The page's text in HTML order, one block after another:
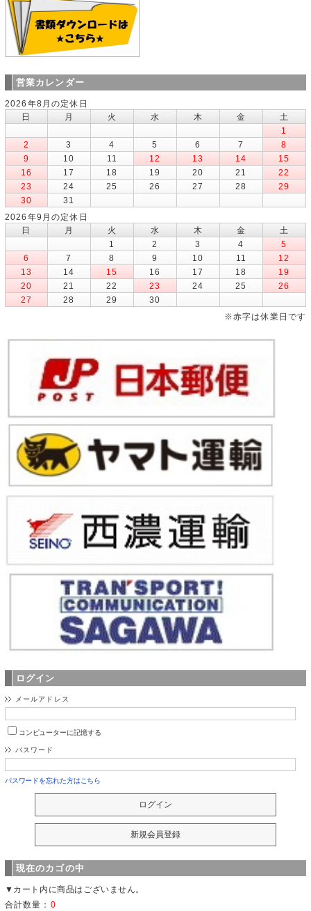
営業カレンダー
2026年8月の定休日
日
月 火 水 木 金
土
1
2
3 4 5 6 7
8
9
10 11 12 13 14
15
16
17 18 19 20 21
22
23
24 25 26 27 28
29
30
31
2026年9月の定休日
日
月 火 水 木 金
土
1
2 3 4
5
6
7 8 9 10 11
12
13
14 15 16 17 18
19
20
21 22 23 24 25
26
27
28 29
30
※赤字は休業日です
ログイン
メールアドレス
コンピューターに記憶する
パスワード
パスワードを忘れた方はこちら
現在のカゴの中
▼カート内に商品はございません。
合計数量： 0